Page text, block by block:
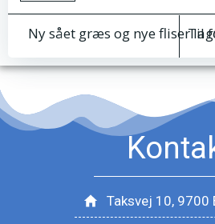
Til
Taksvej 10, 9700